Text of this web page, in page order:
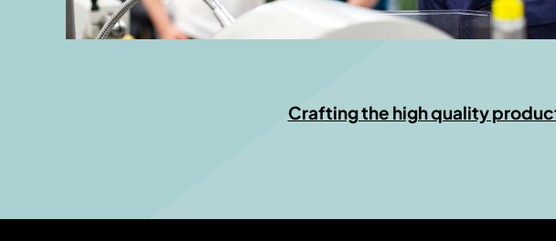
Crafting the high quality